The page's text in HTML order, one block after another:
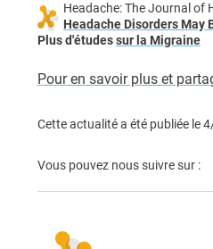
Headache: The Journal of
Headache Disorders May
Plus d'étudessur la Migraine
Pour en savoir plus et
Cette actualité a été publiée le
Vous pouvez nous suivre sur :